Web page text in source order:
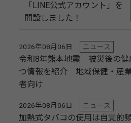
「LINE公式アカウント」を
開設しました！
2026年08月06日 ニュース
令和8年熊本地震 被災後の健
つ情報を紹介 地域保健・産
者向け
2026年08月06日 ニュース
加熱式タバコの使用は自覚的